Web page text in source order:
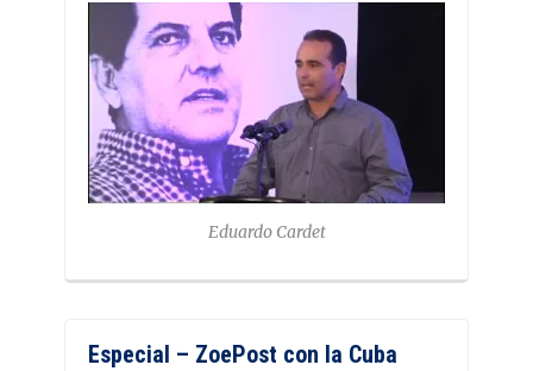
Eduardo Cardet
Especial – ZoePost con la Cuba